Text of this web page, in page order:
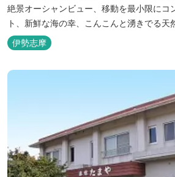
絶景オーシャンビュー、移動を最小限にコ
ト、新鮮な海の幸、こんこんと湧きでる天
キ〜いじか灯台テラス〜からの眺望が自慢
伊勢志摩